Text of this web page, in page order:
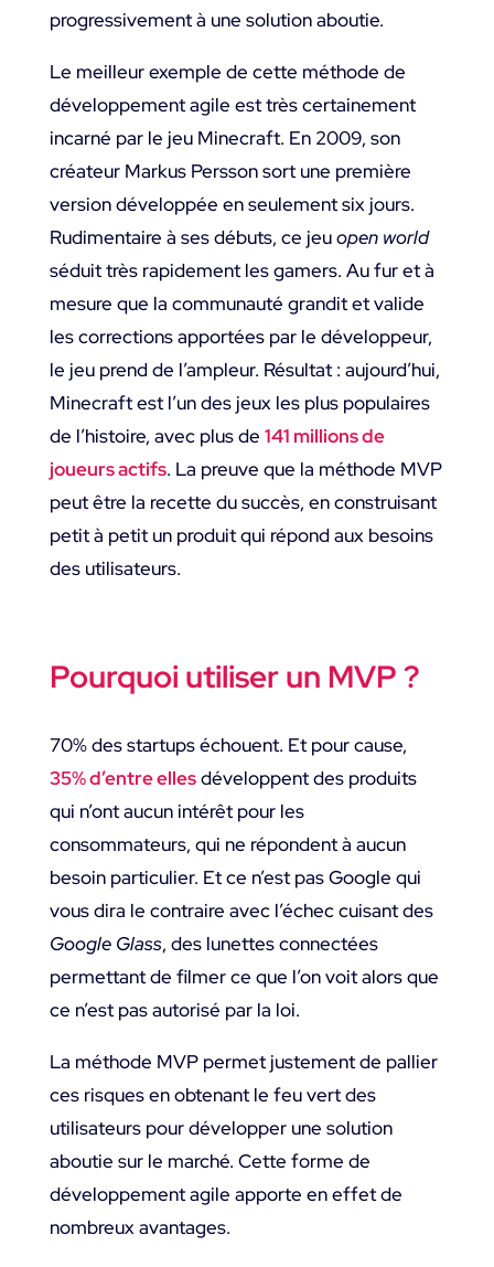
progressivement à une solution aboutie.
Le meilleur exemple de cette méthode de
développement agile est très certainement
incarné par le jeu Minecraft. En 2009, son
créateur Markus Persson sort une première
version développée en seulement six jours.
Rudimentaire à ses débuts, ce jeuopen world
séduit très rapidement les gamers. Au fur et à
mesure que la communauté grandit et valide
les corrections apportées par le développeur,
le jeu prend de l’ampleur. Résultat : aujourd’hui,
Minecraft est l’un des jeux les plus populaires
de l’histoire, avec plus de 141 millions de
joueurs actifs. La preuve que la méthode MVP
peut être la recette du succès, en construisant
petit à petit un produit qui répond aux besoins
des utilisateurs.
Pourquoi utiliser un MVP ?
70% des startups échouent. Et pour cause,
35% d’entre ellesdéveloppent des produits
qui n’ont aucun intérêt pour les
consommateurs, qui ne répondent à aucun
besoin particulier. Et ce n’est pas Google qui
vous dira le contraire avec l’échec cuisant des
Google Glass, des lunettes connectées
permettant de filmer ce que l’on voit alors que
ce n’est pas autorisé par la loi.
La méthode MVP permet justement de pallier
ces risques en obtenant le feu vert des
utilisateurs pour développer une solution
aboutie sur le marché. Cette forme de
développement agile apporte en effet de
nombreux avantages.